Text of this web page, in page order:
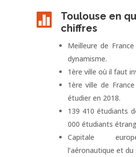

Toulouse en
chiffres
Meilleure de
dynamisme.
1ère ville où il faut
1ère ville de
étudier en 2018.
139 410 étudiants
000 étudiants
Capitale
l’aéronautique et du